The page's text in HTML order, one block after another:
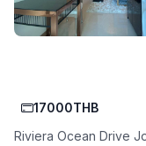
17000THB
Riviera Ocean Drive